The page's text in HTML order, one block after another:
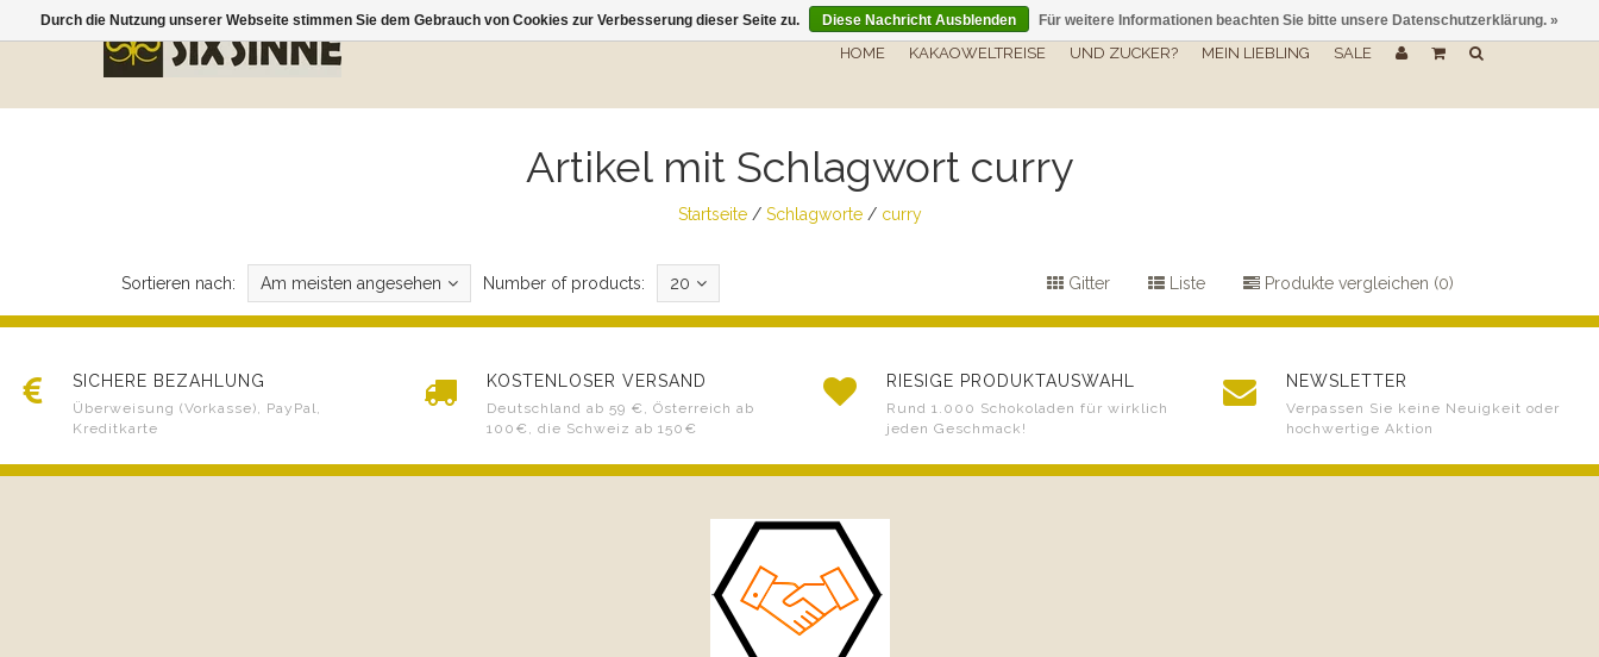
HOME KAKAOWELTREISE UND ZUCKER? MEIN LIEBLING SALE
Artikel mit Schlagwort curry
Startseite/ Schlagworte/ curry
Sortieren nach: Am meisten angesehen Number of products: 20 Gitter Liste Produkte vergleichen (0)
SICHERE BEZAHLUNG
Überweisung (Vorkasse), PayPal,
Kreditkarte
KOSTENLOSER VERSAND
Deutschland ab 59 €, Österreich ab
100€, die Schweiz ab 150€
RIESIGE PRODUKTAUSWAHL
Rund 1.000 Schokoladen für wirklich
jeden Geschmack!
NEWSLETTER
Verpassen Sie keine Neuigkeit oder
hochwertige Aktion
Durch die Nutzung unserer Webseite stimmen Sie dem Gebrauch von Cookies zur Verbesserung dieser Seite zu. Diese Nachricht Ausblenden Für weitere Informationen beachten Sie bitte unsere Datenschutzerklärung. »